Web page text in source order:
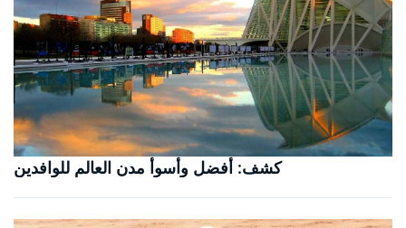
كشف: أفضل وأسوأ مدن العالم للوافدين